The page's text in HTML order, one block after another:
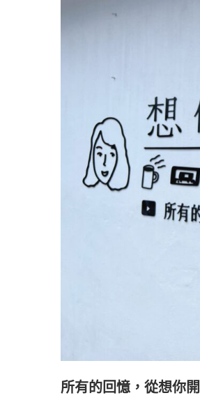
所有的回憶，從想你